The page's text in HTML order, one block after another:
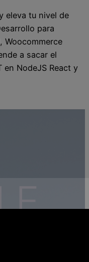
eleva tu nivel de
para
Woocommerce
a sacar el
en NodeJS React y